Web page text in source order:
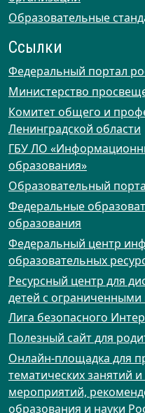
Образовательные
Ссылки
Федеральный портал
Министерство
Комитет общего и
Ленинградской области
ГБУ ЛО
образования»
Образовательный
Федеральные
образования
Федеральный центр
образовательных
Ресурсный центр для
детей с
Лига безопасного
Полезный сайт для
Онлайн-площадка для
тематических занятий
мероприятий,
образования и науки